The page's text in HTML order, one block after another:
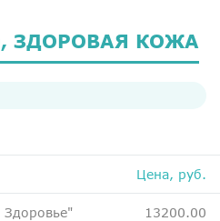
Медосмотры для справок
Анализы
ЗДОРОВАЯ КОЖА
Цена, руб.
Здоровье" 13200.00